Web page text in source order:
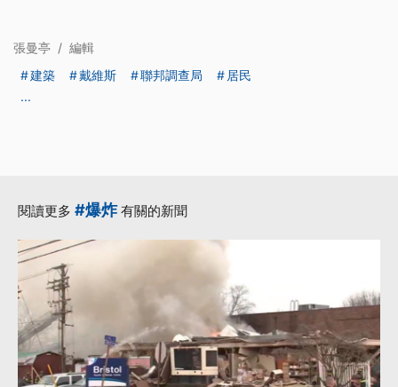
張曼亭 / 編輯
建築
戴維斯 聯邦調查局
居民
...
閱讀更多 #爆炸有關的新聞